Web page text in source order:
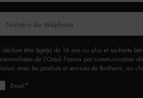
Numéro de téléphone
déclare être âgé(e) de 16 ans ou plus et souhaite
de L’Oréal France par communication
avec les produits et services de Biotherm, au
Email *